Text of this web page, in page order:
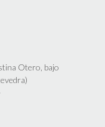
Otero, bajo